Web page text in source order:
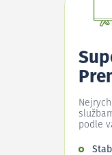
podle